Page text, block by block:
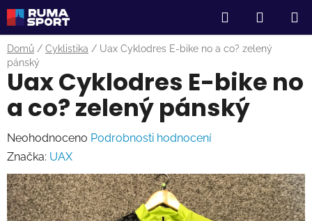
Přejít
na
obsah
Hledat
KOŠÍK
Domů / Cyklistika / Uax Cyklodres E-bike no a co? zelený
pánský
Uax Cyklodres E-bike no
a co? zelený pánský
Průměrné
hodnocení
produktu
je
0,0
Neohodnoceno Podrobnosti hodnocení
Značka: UAX